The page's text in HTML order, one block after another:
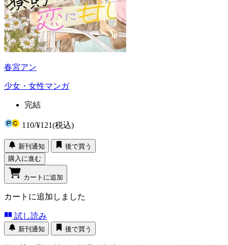
春宮アン
少女・女性マンガ
完結
110/¥121(税込)
新刊通知
後で買う
購入に進む
カートに追加
カートに追加しました
試し読み
新刊通知 後で買う